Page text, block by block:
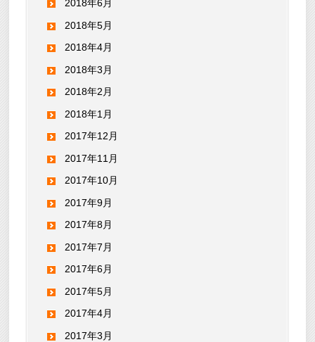
2018年6月
2018年5月
2018年4月
2018年3月
2018年2月
2018年1月
2017年12月
2017年11月
2017年10月
2017年9月
2017年8月
2017年7月
2017年6月
2017年5月
2017年4月
2017年3月